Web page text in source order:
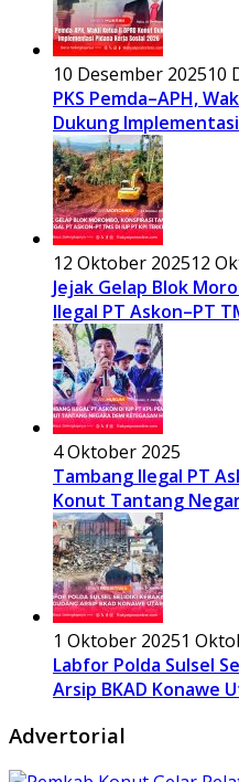
10 Desember 202510
PKS Pemda–APH,
Dukung
12 Oktober 202512
Jejak Gelap Blok
Ilegal PT Askon–PT
4 Oktober 2025
Tambang Ilegal PT
Konut Tantang
1 Oktober 20251
Labfor Polda Sulsel
Arsip BKAD Konawe
Advertorial